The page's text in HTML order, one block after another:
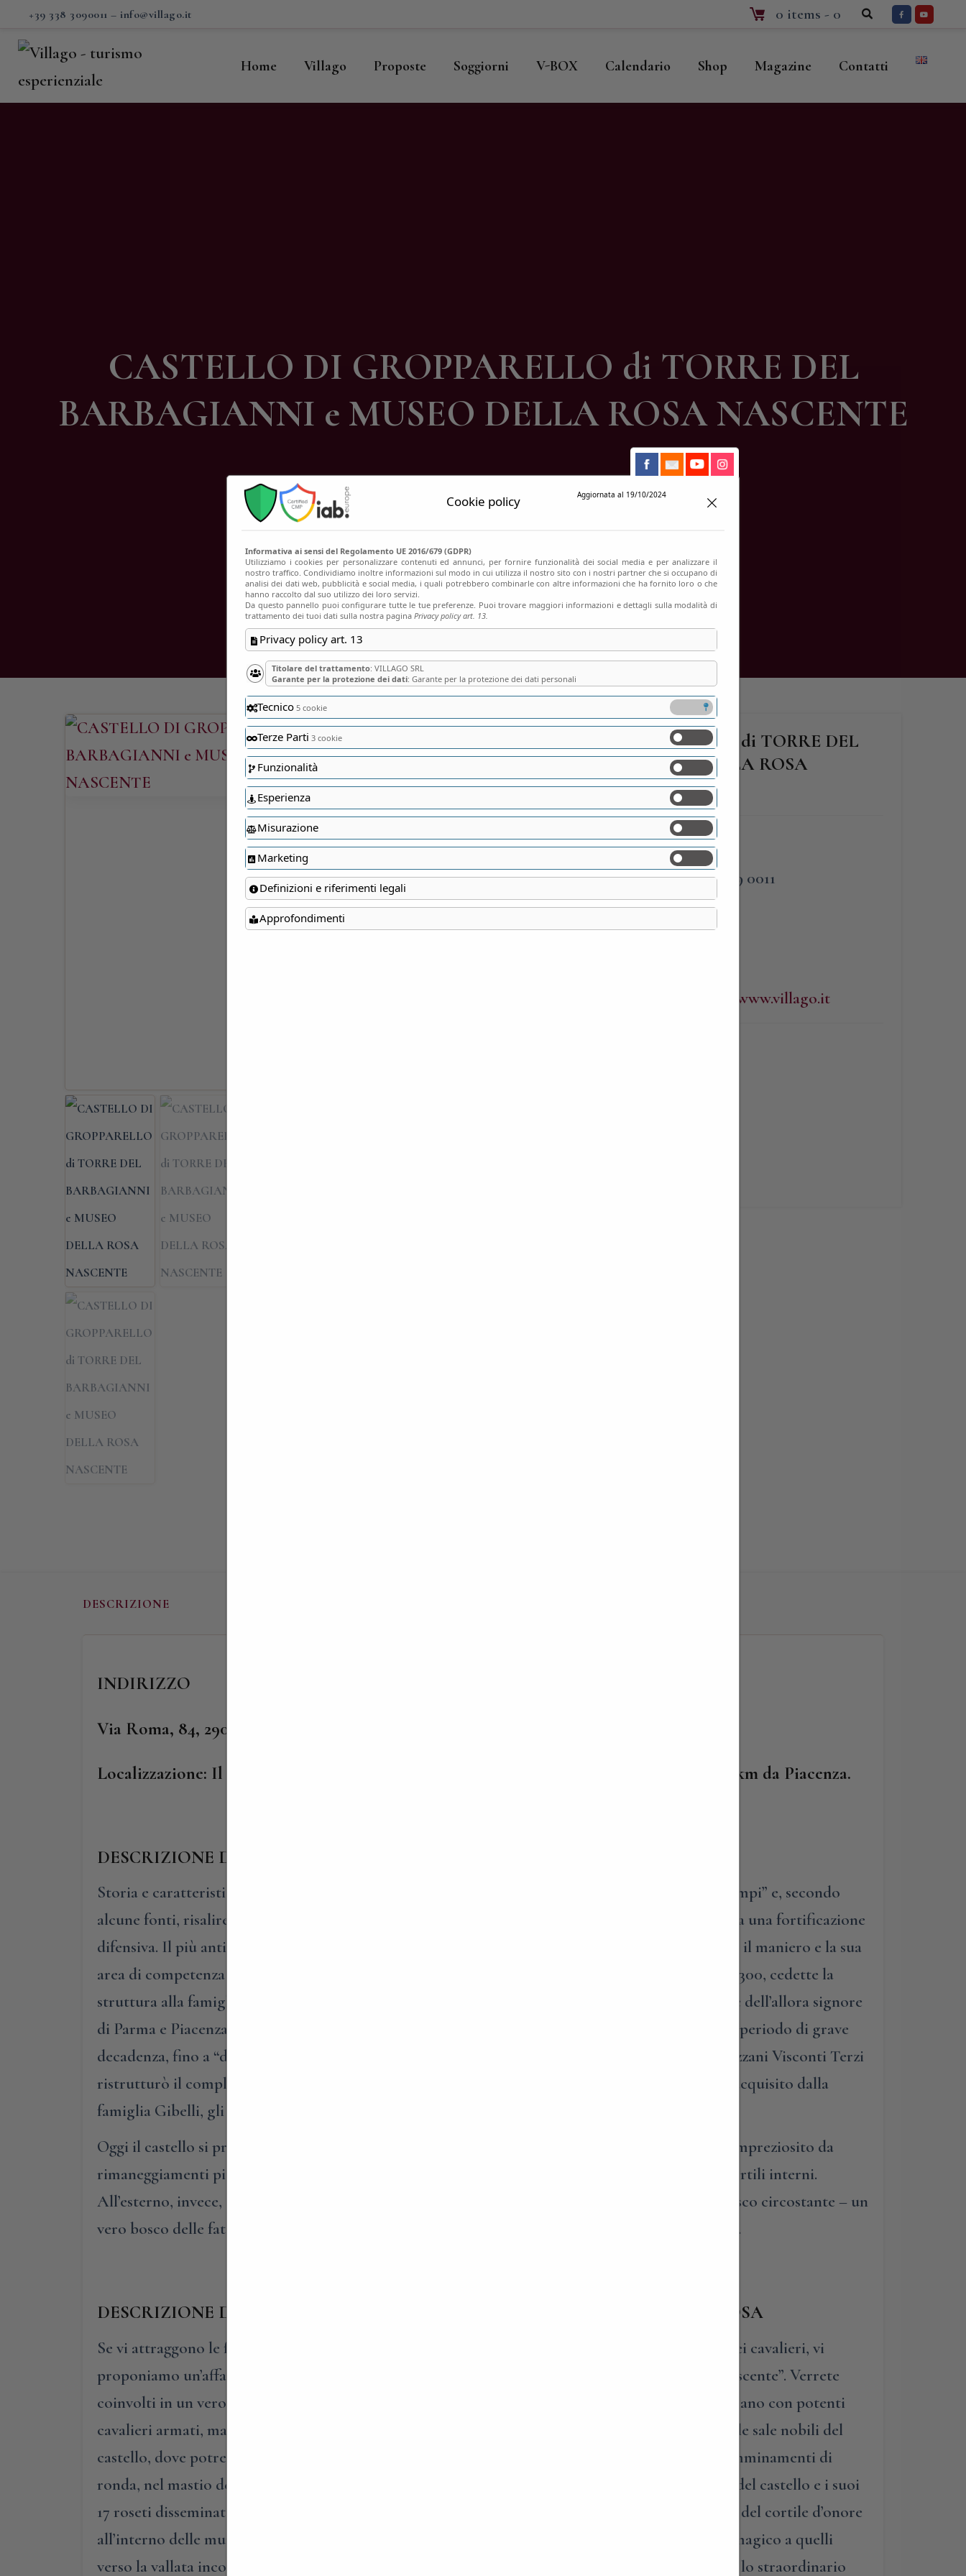
+39 338 3090011 – info@villago.it 0 items - 0
Home Villago Proposte Soggiorni V-BOX Calendario Shop Magazine Contatti
CASTELLO DI GROPPARELLO di TORRE DEL
BARBAGIANNI e MUSEO DELLA ROSA NASCENTE
Villago
Proposte
CASTELLO DI GROPPARELLO di TORRE DEL
BARBAGIANNI e MUSEO DELLA ROSA
NASCENTE
Via Roma, 84, 29025
Gropparello PCView map
PHONE
338.309 0011
http://www.villago.it
DESCRIZIONE
INDIRIZZO
Via Roma, 84, 29025 Gropparello PC
Localizzazione: Il castello è situato a Gropparello, precisamente nella Val Vezzeno, a 27 km da Piacenza.
DESCRIZIONE DEL CASTELLO DI GROPPARELLO
Storia e caratteristiche. Le origini del castello di Gropparello risalgono davvero alla “notte dei tempi” e, secondo
alcune fonti, risalirebbero all’VIII secolo, quando su un’antica preesistenza romana venne edificata una fortificazione
difensiva. Il più antico documento scritto però risale all’810, quando il grande Carlo Magno diede il maniero e la sua
area di competenza in feudo al Vescovo di Piacenza Giuliano II. Il successore di quest’ultimo, nel ‘300, cedette la
struttura alla famiglia Fulgosio e questa, nel XVI secolo, lasciò il posto agli Anguissola, per volere dell’allora signore
di Parma e Piacenza. Verso la metà dell’Ottocento il castello venne messo in vendita e affrontò un periodo di grave
decadenza, fino a “declassarlo” come edificio rurale. Per fortuna, nel 1869 il conte Ludovico Marazzani Visconti Terzi
ristrutturò il complesso, dandogli le forme e le caratteristiche ancor oggi visibili. Nel 1974 venne acquisito dalla
famiglia Gibelli, gli attuali proprietari che gestisco e custodiscono con cura questa bella dimora.
Oggi il castello si presenta ancora come un importante fortilizio medioevale, seppur addolcito e impreziosito da
rimaneggiamenti più recenti, presenta ancora il mastio principale, i camminamenti di ronda e i cortili interni.
All’esterno, invece, sono interessanti i suoi giardini, tipici di una dimora di delizia, ma anche il bosco circostante – un
vero bosco delle fate – e un’interessante collezione di rose, denominata museo della rosa nascente.
DESCRIZIONE DELLA VISITA GUIDATA AL CASTELLO E AL MUSEO DELLA ROSA
Se vi attraggono le fantastiche leggende medioevali, il bellissimo mondo delle fate, delle dame e dei cavalieri, vi
proponiamo un’affascinante visita guidata al castello di Gropparello e al suo “museo della rosa nascente”. Verrete
coinvolti in un vero e proprio mondo fantastico, quasi fiabesco, dove principi e principesse dialogano con potenti
cavalieri armati, ma anche dove elfi e fate si nascondo tra le rose in fiore. Vi accompagneremo nelle sale nobili del
castello, dove potrete conoscere l’affascinante vita dei suoi storici castellani, ma anche lungo i camminamenti di
ronda, nel mastio del signore e in tutti i suoi cortili. Successivamente, vi faremo scoprire il parco del castello e i suoi
17 roseti disseminati in luoghi davvero suggestivi, un vero e proprio “Museo della rosa”. Dai roseti del cortile d’onore
all’interno delle mura medioevali alle rose del labirinto magico, dai roseti posti lungo il sentiero magico a quelli
verso la vallata incolta: incontrerete ben 125 varietà per un totale di 1200 piante. Conoscerete così lo straordinario
Cookie policy Aggiornata al 19/10/2024
Informativa ai sensi del Regolamento UE 2016/679 (GDPR)
Utilizziamo i cookies per personalizzare contenuti ed annunci, per fornire funzionalità dei social media e per analizzare il
nostro traffico. Condividiamo inoltre informazioni sul modo in cui utilizza il nostro sito con i nostri partner che si occupano di
analisi dei dati web, pubblicità e social media, i quali potrebbero combinarle con altre informazioni che ha fornito loro o che
hanno raccolto dal suo utilizzo dei loro servizi.
Da questo pannello puoi configurare tutte le tue preferenze. Puoi trovare maggiori informazioni e dettagli sulla modalità di
trattamento dei tuoi dati sulla nostra pagina Privacy policy art. 13.
Privacy policy art. 13
Titolare del trattamento: VILLAGO SRL
Garante per la protezione dei dati: Garante per la protezione dei dati personali
Tecnico 5 cookie
Terze Parti 3 cookie
Funzionalità
Esperienza
Misurazione
Marketing
Definizioni e riferimenti legali
Approfondimenti